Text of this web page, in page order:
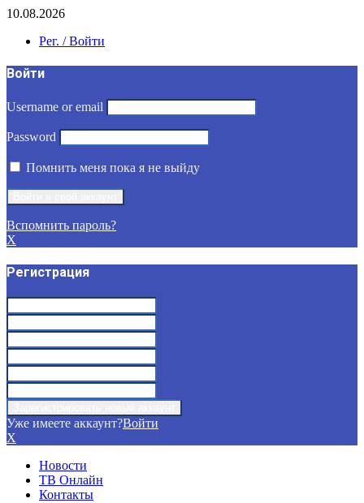
10.08.2026
Рег. / Войти
Войти
Username or email
Password
Помнить меня пока я не выйду
Вспомнить пароль?
X
Регистрация
Уже имеете аккаунт?Войти
X
Новости
ТВ Онлайн
Контакты